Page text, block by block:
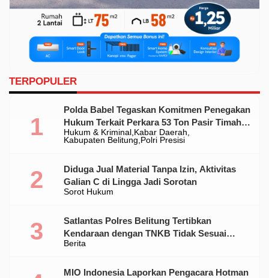
TERPOPULER
Hukum & Kriminal Kabar Daerah
Kabupaten Belitung Polri Presisi
Polda Babel Tegaskan Komitmen Penegakan
Hukum Terkait Perkara 53 Ton Pasir Timah
Ilegal Di Belitung
Sorot Hukum
Diduga Jual Material Tanpa Izin, Aktivitas
Galian C di Lingga Jadi Sorotan
Berita
Satlantas Polres Belitung Tertibkan
Kendaraan dengan TNKB Tidak Sesuai
Standar
MIO Indonesia Laporkan Pengacara Hotman